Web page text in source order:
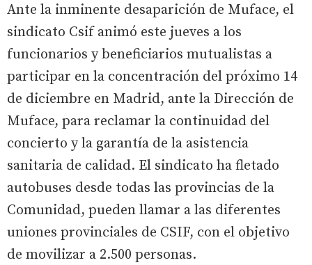
Ante la inminente desaparición de Muface, el
sindicato Csif animó este jueves a los
funcionarios y beneficiarios mutualistas a
participar en la concentración del próximo 14
de diciembre en Madrid, ante la Dirección de
Muface, para reclamar la continuidad del
concierto y la garantía de la asistencia
sanitaria de calidad. El sindicato ha fletado
autobuses desde todas las provincias de la
Comunidad, pueden llamar a las diferentes
uniones provinciales de CSIF, con el objetivo
de movilizar a 2.500 personas.